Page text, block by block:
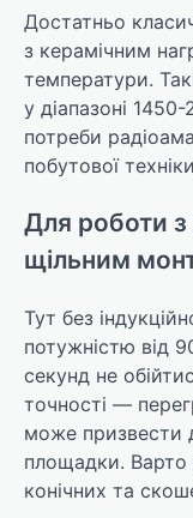
Достатньо
з керамічним
температури.
у діапазоні
потреби
побутової
Для роботи
щільним
Тут без
потужністю від
секунд не
точності —
може призвести
площадки. Варто
конічних та